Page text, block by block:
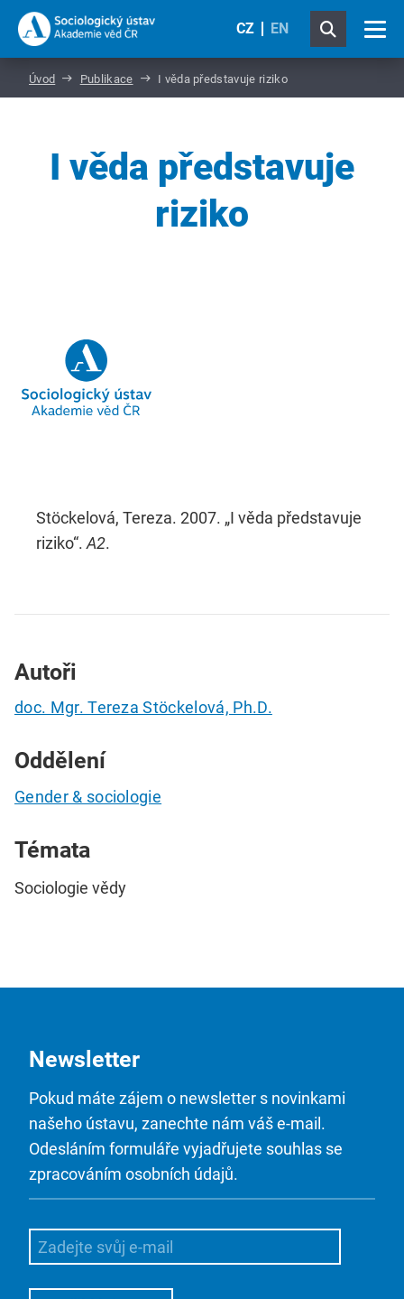
CZ EN
Úvod Publikace I věda představuje riziko
I věda představuje
riziko
Stöckelová, Tereza. 2007. „I věda představuje
riziko“. A2.
Autoři
doc. Mgr. Tereza Stöckelová, Ph.D.
Oddělení
Gender & sociologie
Témata
Sociologie vědy
Newsletter
Pokud máte zájem o newsletter s novinkami
našeho ústavu, zanechte nám váš e-mail.
Odesláním formuláře vyjadřujete souhlas se
zpracováním osobních údajů.